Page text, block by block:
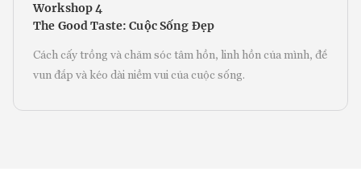
Workshop 4
The Good Taste: Cuộc Sống Đẹp
Cách cấy trồng và chăm sóc tâm hồn, linh hồn của mình, để
vun đắp và kéo dài niềm vui của cuộc sống.